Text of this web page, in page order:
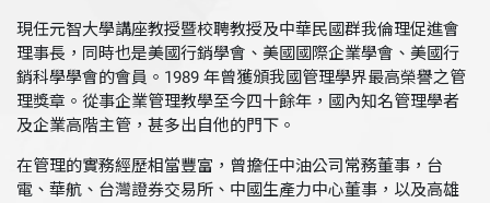
現任元智大學講座教授暨校聘教授及中華民國群我倫理促進會
理事長，同時也是美國行銷學會、美國國際企業學會、美國行
銷科學學會的會員。1989 年曾獲頒我國管理學界最高榮譽之管
理獎章。從事企業管理教學至今四十餘年，國內知名管理學者
及企業高階主管，甚多出自他的門下。
在管理的實務經歷相當豐富，曾擔任中油公司常務董事，台
電、華航、台灣證券交易所、中國生產力中心董事，以及高雄